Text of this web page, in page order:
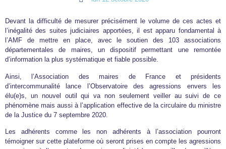
Devant la difficulté de mesurer précisément le volume de ces actes et
l’inégalité des suites judiciaires apportées, il est apparu fondamental à
l’AMF de mettre en place, avec le soutien des 103 associations
départementales de maires, un dispositif permettant une remontée
d’information la plus systématique et fiable possible.
Ainsi, l’Association des maires de France et présidents
d’intercommunalité lance l’Observatoire des agressions envers les
élu(e)s, un nouvel outil qui va non seulement veiller au suivi de ce
phénomène mais aussi à l’application effective de la circulaire du ministre
de la Justice du 7 septembre 2020.
Les adhérents comme les non adhérents à l’association pourront
témoigner sur cette plateforme où seront prises en compte les agressions